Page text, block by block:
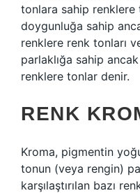
tonlara sahip renklere
doygunluğa sahip
renklere renk tonları
parlaklığa sahip
renklere tonlar denir.
RENK
Kroma, pigmentin
tonun (veya rengin)
karşılaştırılan bazı